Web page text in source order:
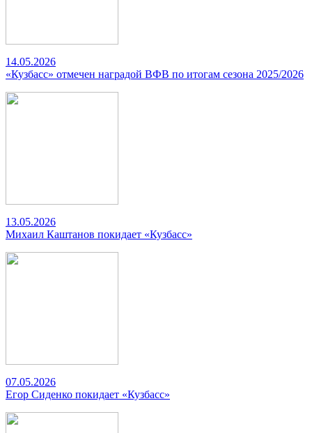
14.05.2026
«Кузбасс» отмечен наградой ВФВ по итогам сезона 2025/2026
13.05.2026
Михаил Каштанов покидает «Кузбасс»
07.05.2026
Егор Сиденко покидает «Кузбасс»